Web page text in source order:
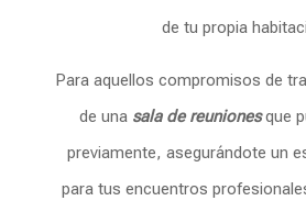
de tu propia
Para aquellos compromisos de
de una sala de reunionesque
previamente, asegurándote un
para tus encuentros